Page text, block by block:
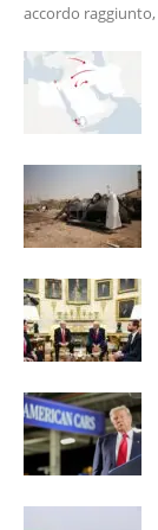
accordo raggiunto,